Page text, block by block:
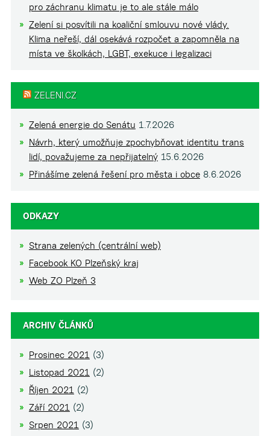
pro záchranu klimatu je to ale stále málo
Zelení si posvítili na koaliční smlouvu nové vlády.
Klima neřeší, dál osekává rozpočet a zapomněla na
místa ve školkách, LGBT, exekuce i legalizaci
ZELENI.CZ
Zelená energie do Senátu 1.7.2026
Návrh, který umožňuje zpochybňovat identitu trans
lidí, považujeme za nepřijatelný 15.6.2026
Přinášíme zelená řešení pro města i obce 8.6.2026
ODKAZY
Strana zelených (centrální web)
Facebook KO Plzeňský kraj
Web ZO Plzeň 3
ARCHIV ČLÁNKŮ
Prosinec 2021 (3)
Listopad 2021 (2)
Říjen 2021 (2)
Září 2021 (2)
Srpen 2021 (3)